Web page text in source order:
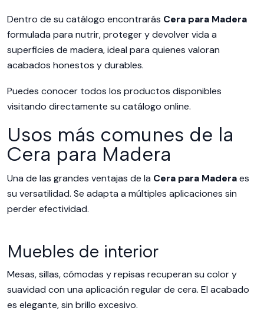
Dentro de su catálogo encontrarás Cera para Madera
formulada para nutrir, proteger y devolver vida a
superficies de madera, ideal para quienes valoran
acabados honestos y durables.
Puedes conocer todos los productos disponibles
visitando directamente su catálogo online.
Usos más comunes de la
Cera para Madera
Una de las grandes ventajas de la Cera para Maderaes
su versatilidad. Se adapta a múltiples aplicaciones sin
perder efectividad.
Muebles de interior
Mesas, sillas, cómodas y repisas recuperan su color y
suavidad con una aplicación regular de cera. El acabado
es elegante, sin brillo excesivo.